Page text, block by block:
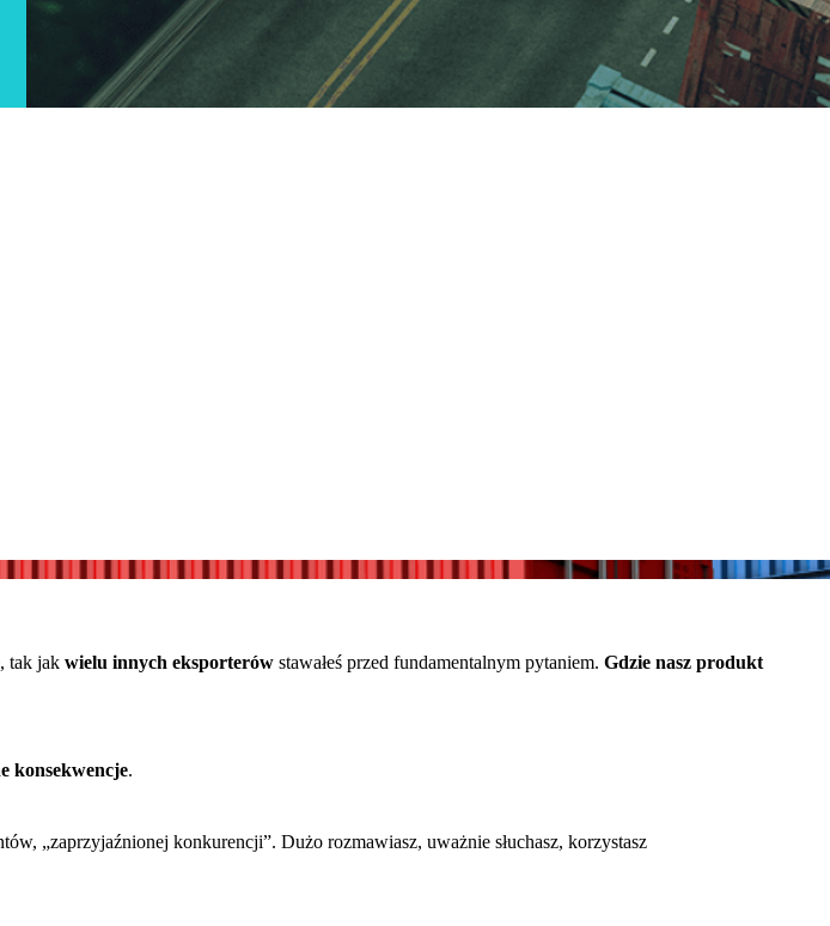
tak jak wielu innych eksporterów stawałeś przed fundamentalnym pytaniem. Gdzie nasz produkt
konsekwencje.
„zaprzyjaźnionej konkurencji”. Dużo rozmawiasz, uważnie słuchasz, korzystasz